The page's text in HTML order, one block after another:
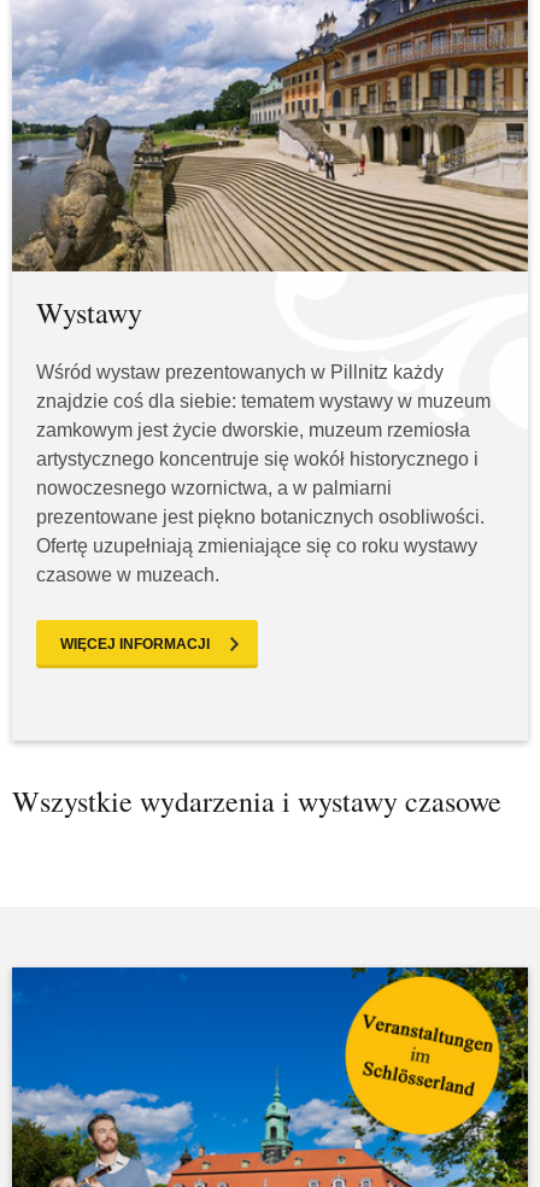
Wystawy
Wśród wystaw prezentowanych w Pillnitz każdy
znajdzie coś dla siebie: tematem wystawy w muzeum
zamkowym jest życie dworskie, muzeum rzemiosła
artystycznego koncentruje się wokół historycznego i
nowoczesnego wzornictwa, a w palmiarni
prezentowane jest piękno botanicznych osobliwości.
Ofertę uzupełniają zmieniające się co roku wystawy
czasowe w muzeach.
WIĘCEJ INFORMACJI
Wszystkie wydarzenia i wystawy czasowe